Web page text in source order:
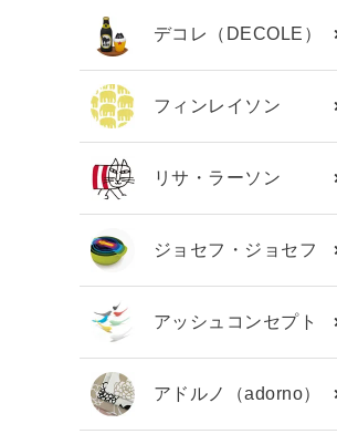
デコレ（DECOLE）
フィンレイソン
リサ・ラーソン
ジョセフ・ジョセフ
アッシュコンセプト
アドルノ（adorno）